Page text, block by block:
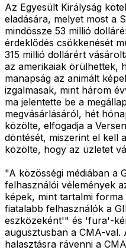
Az Egyesült Királyság
eladására, melyet most a
mindössze 53 millió
érdeklődés csökkenését
315 millió dollárért
az amerikaiak örülhettek,
manapság az animált
izgalmasak, mint három
ma jelentette be a
megvásárlásáról, hét
közölte, elfogadja a
döntését, miszerint el kell
közölte, hogy az üzletet
"A közösségi médiában a
felhasználói vélemények
képek, mint tartalmi
fiatalabb felhasználók a
eszközeként'" és 'fura'-
augusztusban a CMA-val.
halasztásra rávenni a